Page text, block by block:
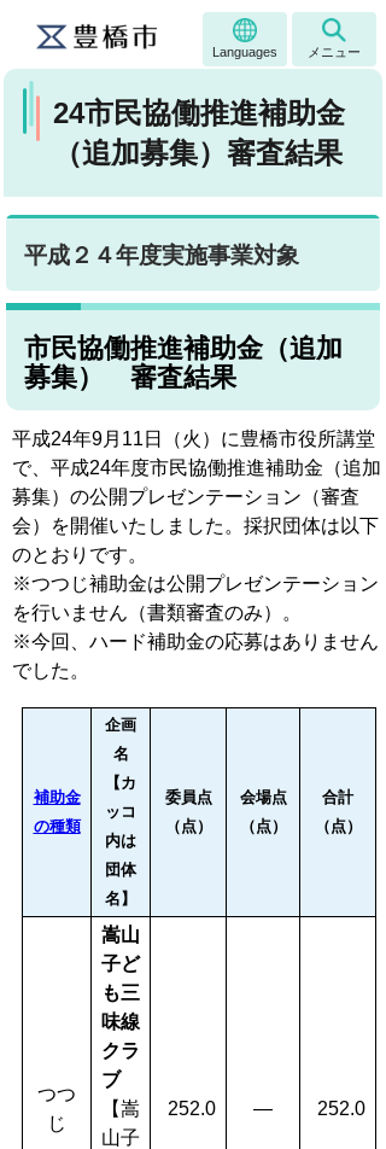
Languages メニュー
24市民協働推進補助金
（追加募集）審査結果
平成２４年度実施事業対象
市民協働推進補助金（追加
募集） 審査結果
平成24年9月11日（火）に豊橋市役所講堂
で、平成24年度市民協働推進補助金（追加
募集）の公開プレゼンテーション（審査
会）を開催いたしました。採択団体は以下
のとおりです。
※つつじ補助金は公開プレゼンテーション
を行いません（書類審査のみ）。
※今回、ハード補助金の応募はありません
でした。
補助金
の種類
企画
名
【カ
ッコ
内は
団体
名】
委員点
（点）
会場点
（点）
合計
（点）
つつ
じ
嵩山
子ど
も三
味線
クラ
ブ
【嵩
山子
252.0 ― 252.0